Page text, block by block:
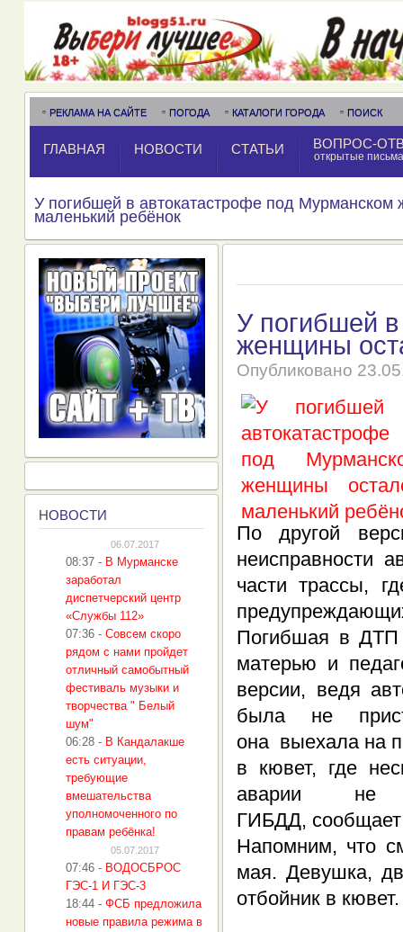
РЕКЛАМА НА САЙТЕ ПОГОДА КАТАЛОГИ ГОРОДА ПОИСК
ГЛАВНАЯ НОВОСТИ СТАТЬИ ВОПРОС-
открытые письма
У погибшей в автокатастрофе под Мурманском
маленький ребёнок
У погибшей
женщины
Опубликовано
По другой
неисправности
части трассы,
Погибшая в ДТП
матерью и
версии, ведя
была не
она выехала на
в кювет, где
аварии не
ГИБДД,
Напомним, что
мая. Девушка,
отбойник в
НОВОСТИ
06.07.2017
08:37 - В Мурманске
заработал
диспетчерский центр
«Службы 112»
07:36 - Совсем скоро
рядом с нами пройдет
отличный самобытный
фестиваль музыки и
творчества " Белый
шум"
06:28 - В Кандалакше
есть ситуации,
требующие
вмешательства
уполномоченного по
правам ребёнка!
05.07.2017
07:46 - ВОДОСБРОС
ГЭС-1 И ГЭС-3
18:44 - ФСБ предложила
новые правила режима в